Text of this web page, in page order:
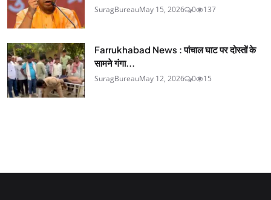
SuragBureauMay 15, 2026 0 137
Farrukhabad News : पांचाल घाट पर दोस्तों के
सामने गंगा...
SuragBureauMay 12, 2026 0 15